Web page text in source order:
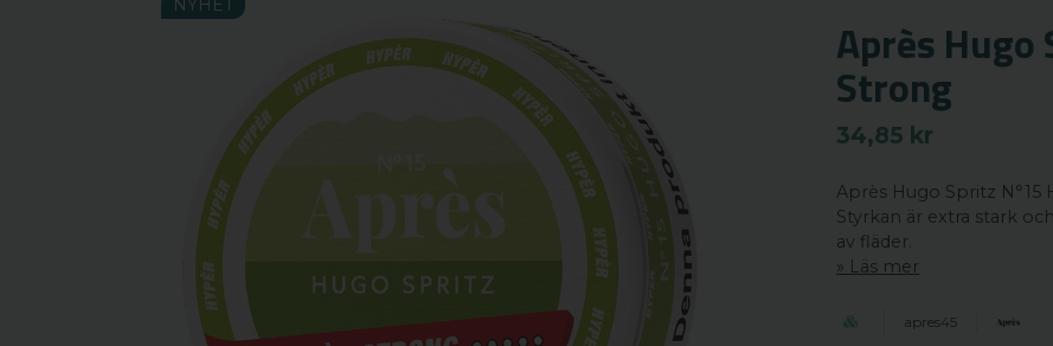
Après Hugo
Strong
34,85 kr
Après Hugo Spritz
Styrkan är extra stark
av fläder.
Läs mer
NYHET
apres45